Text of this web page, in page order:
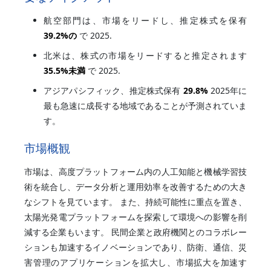
航空部門は、市場をリードし、推定株式を保有
39.2%の で 2025.
北米は、株式の市場をリードすると推定されます
35.5%未満 で 2025.
アジアパシフィック、推定株式保有 29.8%2025年に
最も急速に成長する地域であることが予測されていま
す。
市場概観
市場は、高度プラットフォーム内の人工知能と機械学習技
術を統合し、データ分析と運用効率を改善するための大き
なシフトを見ています。 また、持続可能性に重点を置き、
太陽光発電プラットフォームを探索して環境への影響を削
減する企業もいます。 民間企業と政府機関とのコラボレー
ションも加速するイノベーションであり、防衛、通信、災
害管理のアプリケーションを拡大し、市場拡大を加速す